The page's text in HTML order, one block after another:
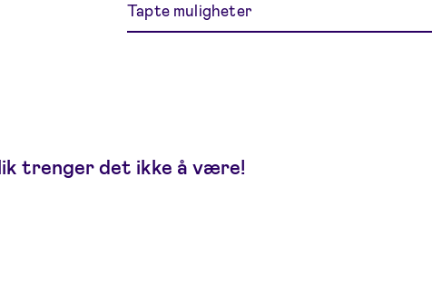
Tapte muligheter
trenger det ikke å være!